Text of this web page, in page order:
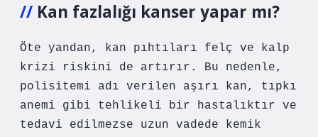
Kan fazlalığı kanser yapar mı?
Öte yandan, kan pıhtıları felç ve kalp
krizi riskini de artırır. Bu nedenle,
polisitemi adı verilen aşırı kan, tıpkı
anemi gibi tehlikeli bir hastalıktır ve
tedavi edilmezse uzun vadede kemik